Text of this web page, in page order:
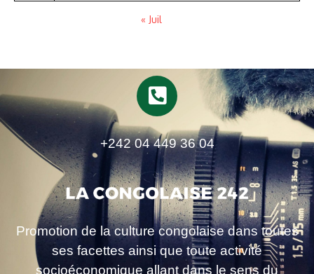
« Juil
+242 04 449 36 04
Promotion de la culture congolaise dans toutes
ses facettes ainsi que toute activité
socioéconomique allant dans le sens du